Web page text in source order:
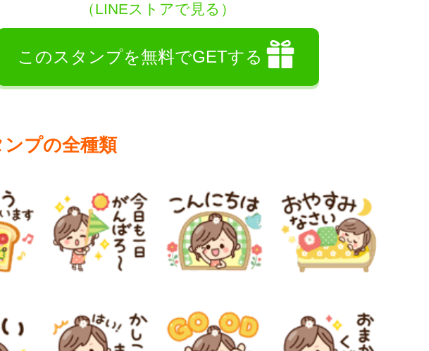
（LINEストアで見る）
このスタンプを無料でGETする
プの全種類